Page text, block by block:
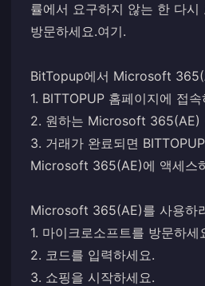
률에서 요구하지 않는 한 다
방문하세요.여기.
BitTopup에서 Microsoft
1. BITTOPUP 홈페이지에 접
2. 원하는 Microsoft 365(AE)
3. 거래가 완료되면
Microsoft 365(AE)에 액세스
Microsoft 365(AE)를 사용하
1. 마이크로소프트를 방문하세
2. 코드를 입력하세요.
3. 쇼핑을 시작하세요.